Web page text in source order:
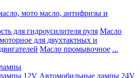
мото масло, антифризы и
для гидроусилителя руля Масло
для двухтактных и
Масло промывочное ...
12V Автомобильные лампы 24V